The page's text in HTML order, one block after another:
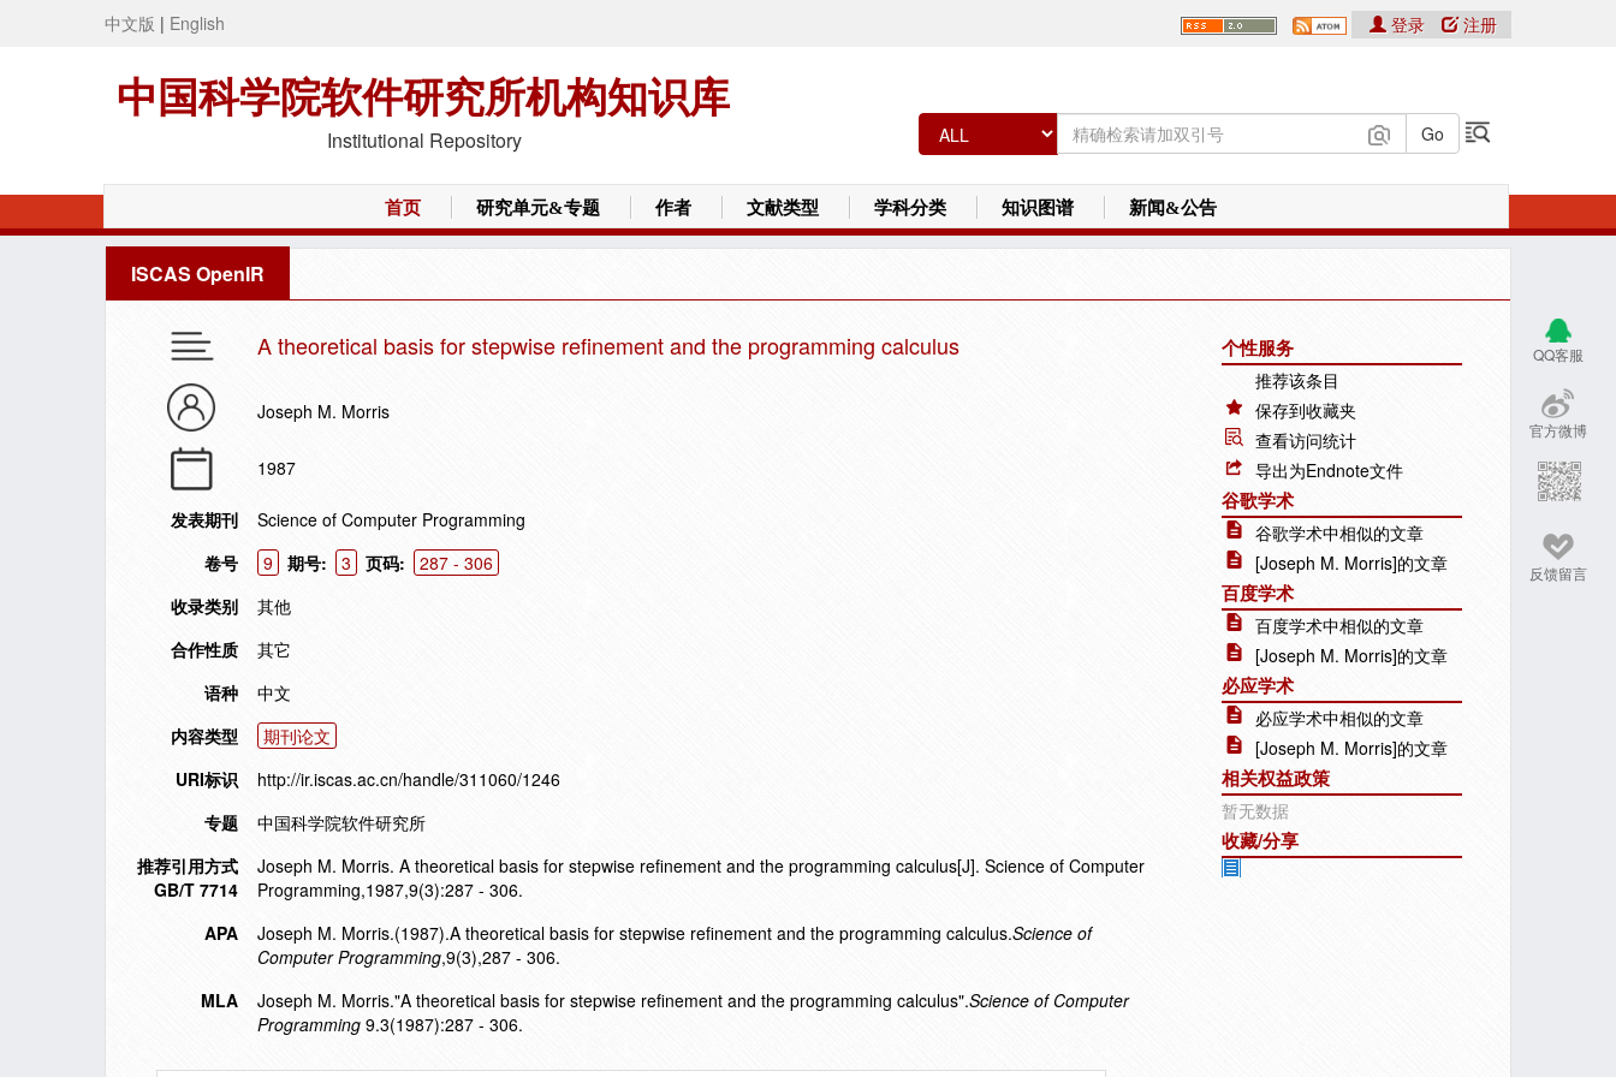
中文版 | English
中国科学院软件研究所机构知识库
Institutional Repository
登录 注册
首页 研究单元&专题 作者 文献类型 学科分类 知识图谱 新闻&公告
ISCAS OpenIR
QQ客服
官方微博
反馈留言
A theoretical basis for stepwise refinement and the programming calculus
Joseph M. Morris
1987
发表期刊
Science of Computer Programming
卷号
9 期号: 3 页码:
287 - 306
收录类别
其他
合作性质
其它
语种
中文
内容类型
期刊论文
URI标识
http://ir.iscas.ac.cn/handle/311060/1246
专题
中国科学院软件研究所
推荐引用方式
GB/T 7714
Joseph M. Morris. A theoretical basis for stepwise refinement and the programming calculus[J]. Science of Computer
Programming,1987,9(3):287 - 306.
APA
Joseph M. Morris.(1987).A theoretical basis for stepwise refinement and the programming calculus.Science of
Computer Programming,9(3),287 - 306.
MLA
Joseph M. Morris."A theoretical basis for stepwise refinement and the programming calculus".Science of Computer
Programming 9.3(1987):287 - 306.
个性服务
推荐该条目
保存到收藏夹
查看访问统计
导出为Endnote文件
谷歌学术
谷歌学术中相似的文章
[Joseph M. Morris]的文章
百度学术
百度学术中相似的文章
[Joseph M. Morris]的文章
必应学术
必应学术中相似的文章
[Joseph M. Morris]的文章
相关权益政策
暂无数据
收藏/分享